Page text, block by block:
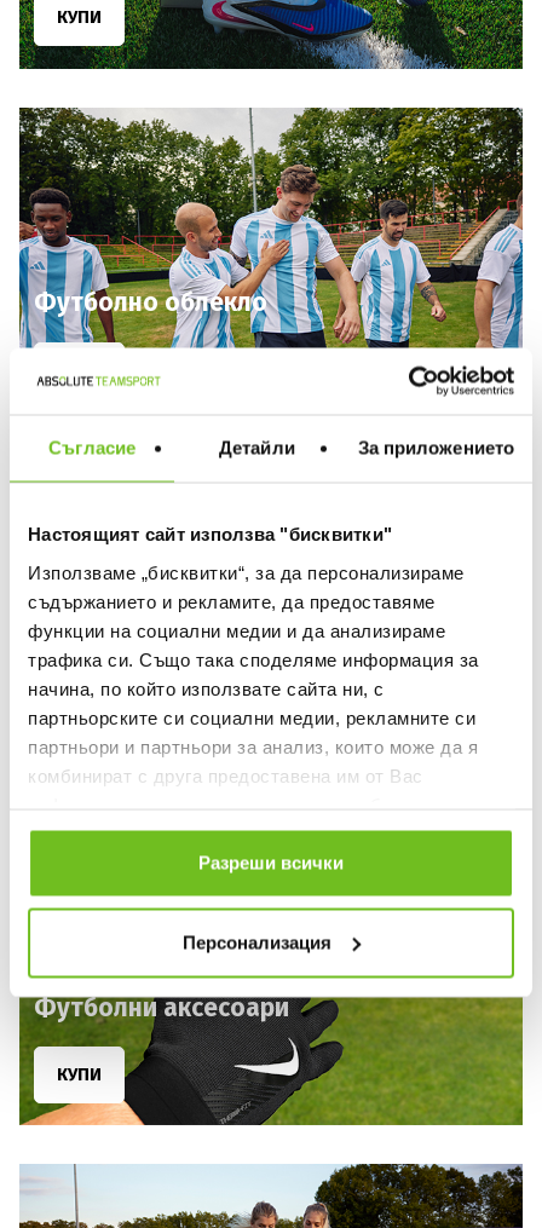
Съгласие Детайли За приложението
Настоящият сайт използва "бисквитки"
Използваме „бисквитки“, за да персонализираме
съдържанието и рекламите, да предоставяме
функции на социални медии и да анализираме
трафика си. Също така споделяме информация за
начина, по който използвате сайта ни, с
партньорските си социални медии, рекламните си
партньори и партньори за анализ, които може да я
комбинират с друга предоставена им от Вас
ползването от Ваша страна на услугите им.
Разреши всички
Персонализация
КУПИ
Футболнo облекло
Футболни топки
КУПИ
Футболни аксесоари
КУПИ